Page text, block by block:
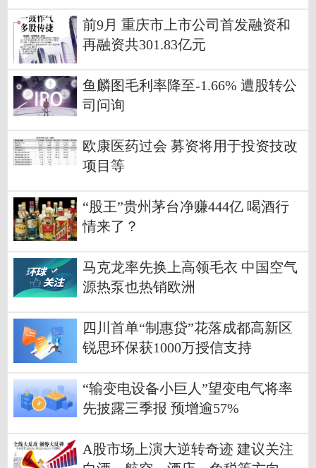
前9月 重庆市上市公司首发融资和
再融资共301.83亿元
鱼麟图毛利率降至-1.66% 遭股转公
司问询
欧康医药过会 募资将用于投资技改
项目等
“股王”贵州茅台净赚444亿 喝酒行
情来了？
马克龙率先换上高领毛衣 中国空气
源热泵也热销欧洲
四川首单“制惠贷”花落成都高新区
锐思环保获1000万授信支持
“输变电设备小巨人”望变电气将率
先披露三季报 预增逾57%
A股市场上演大逆转奇迹 建议关注